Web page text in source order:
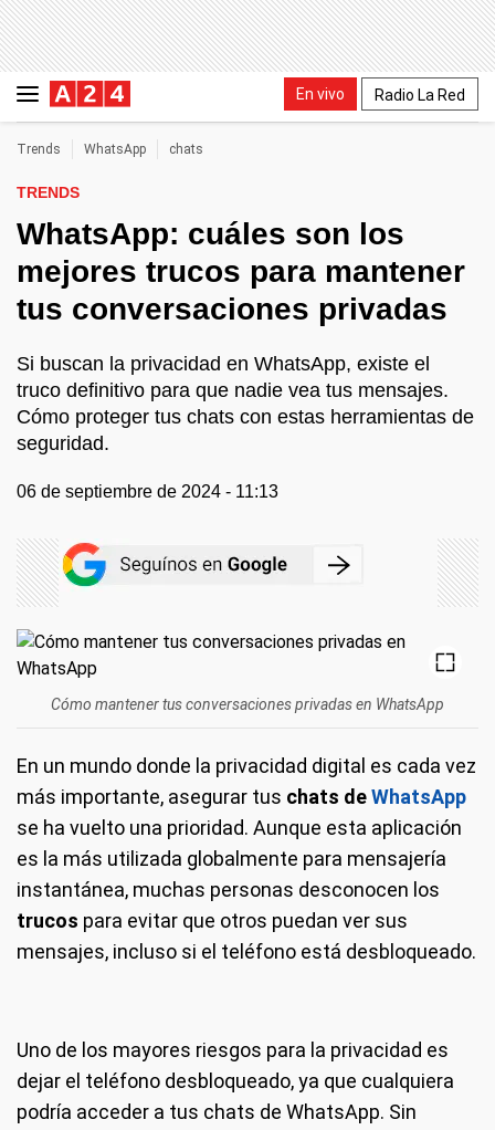
En vivo Radio La Red
Trends WhatsApp chats
TRENDS
WhatsApp: cuáles son los
mejores trucos para mantener
tus conversaciones privadas
Si buscan la privacidad en WhatsApp, existe el
truco definitivo para que nadie vea tus mensajes.
Cómo proteger tus chats con estas herramientas de
seguridad.
06 de septiembre de 2024 - 11:13
Cómo mantener tus conversaciones privadas en WhatsApp
En un mundo donde la privacidad digital es cada vez
más importante, asegurar tus chats deWhatsApp
se ha vuelto una prioridad. Aunque esta aplicación
es la más utilizada globalmente para mensajería
instantánea, muchas personas desconocen los
trucos para evitar que otros puedan ver sus
mensajes, incluso si el teléfono está desbloqueado.
Uno de los mayores riesgos para la privacidad es
dejar el teléfono desbloqueado, ya que cualquiera
podría acceder a tus chats de WhatsApp. Sin